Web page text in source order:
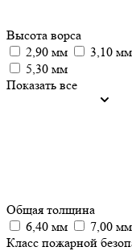
Высота ворса
2,90 мм
3,10 мм
5,30 мм
Показать все
Общая толщина
6,40 мм
7,00 мм
Класс пожарной